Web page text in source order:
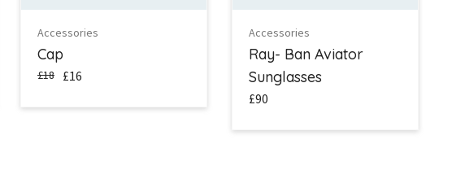
Accessories
Cap
£18 £16
Accessories
Ray- Ban Aviator
Sunglasses
£90